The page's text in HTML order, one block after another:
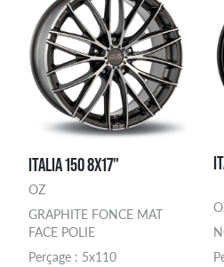
ITALIA 150 8X17"
OZ
GRAPHITE FONCE MAT
FACE POLIE
Perçage : 5x110